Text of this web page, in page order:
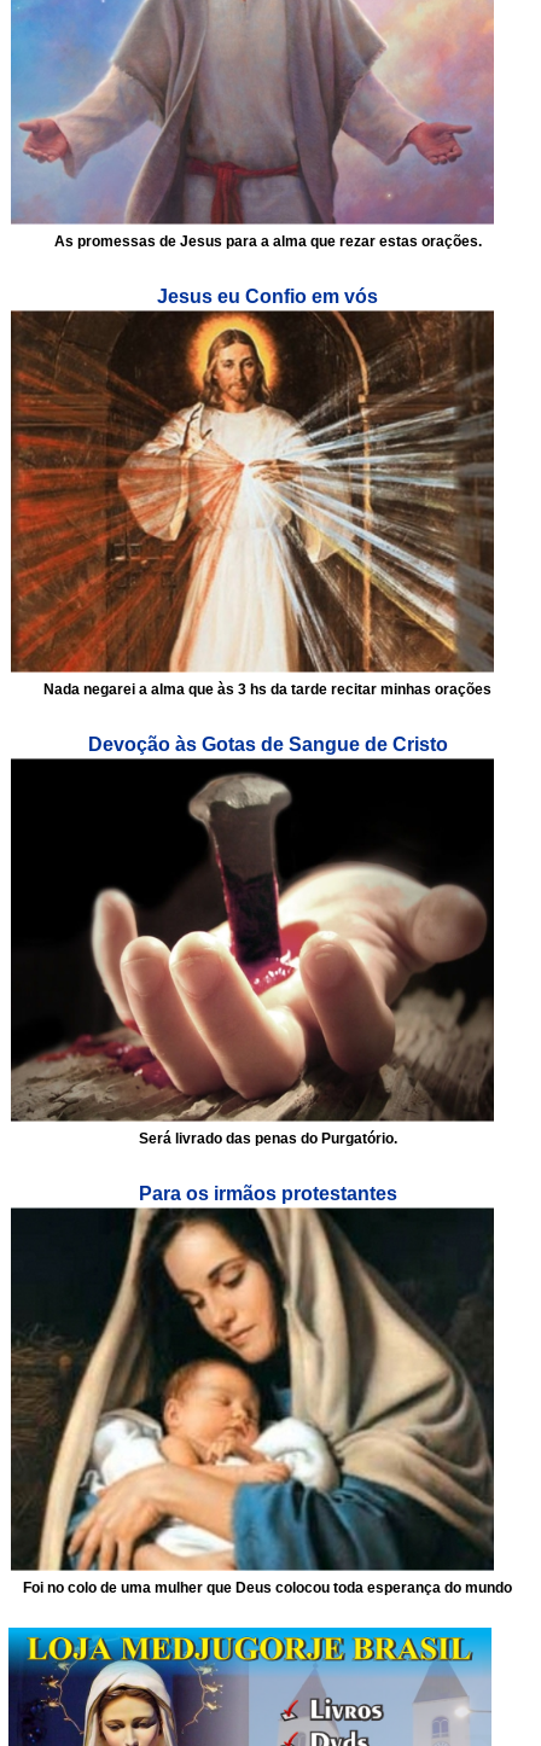
As promessas de Jesus para a alma que rezar estas orações.
Jesus eu Confio em vós
Nada negarei a alma que às 3 hs da tarde recitar minhas orações
Devoção às Gotas de Sangue de Cristo
Será livrado das penas do Purgatório.
Para os irmãos protestantes
Foi no colo de uma mulher que Deus colocou toda esperança do mundo